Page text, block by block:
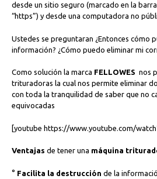
desde un sitio seguro (marcado en la
“https”) y desde una computadora no
Ustedes se preguntaran ¿Entonces cómo
información? ¿Cómo puedo eliminar mi
Como solución la marca FELLOWES nos
trituradoras la cual nos permite eliminar
con toda la tranquilidad de saber que no
equivocadas
[youtube https://www.youtube.com/
Ventajas de tener una máquina
° Facilita la destrucción de la